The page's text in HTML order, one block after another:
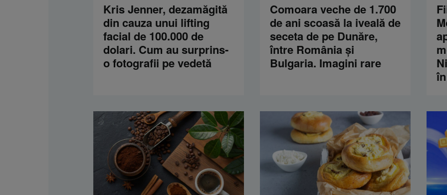
Kris Jenner, dezamăgită
din cauza unui lifting
facial de 100.000 de
dolari. Cum au surprins-
o fotografii pe vedetă
Comoara veche de 1.700
de ani scoasă la iveală de
seceta de pe Dunăre,
între România şi
Bulgaria. Imagini rare